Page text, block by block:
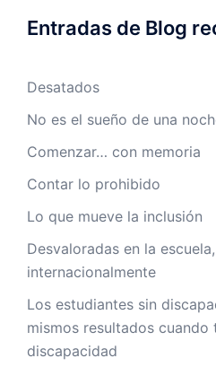
Entradas de Blog
Desatados
No es el sueño de una
Comenzar… con memoria
Contar lo prohibido
Lo que mueve la inclusión
Desvaloradas en la
internacionalmente
Los estudiantes sin
mismos resultados cuando
discapacidad